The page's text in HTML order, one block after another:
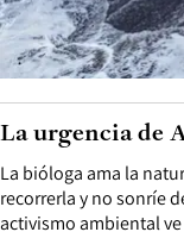
La bióloga ama la
recorrerla y no sonríe
activismo ambiental
La urgencia de